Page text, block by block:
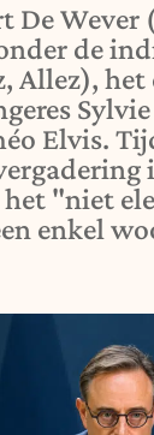
De Wever
de
Allez),
Elvis.
"niet
enkel